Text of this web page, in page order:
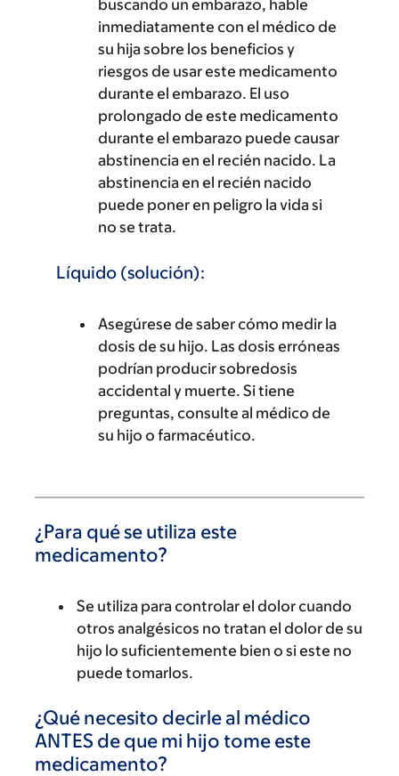
buscando un embarazo, hable
inmediatamente con el médico de
su hija sobre los beneficios y
riesgos de usar este medicamento
durante el embarazo. El uso
prolongado de este medicamento
durante el embarazo puede causar
abstinencia en el recién nacido. La
abstinencia en el recién nacido
puede poner en peligro la vida si
no se trata.
Líquido (solución):
Asegúrese de saber cómo medir la
dosis de su hijo. Las dosis erróneas
podrían producir sobredosis
accidental y muerte. Si tiene
preguntas, consulte al médico de
su hijo o farmacéutico.
¿Para qué se utiliza este
medicamento?
Se utiliza para controlar el dolor cuando
otros analgésicos no tratan el dolor de su
hijo lo suficientemente bien o si este no
puede tomarlos.
¿Qué necesito decirle al médico
ANTES de que mi hijo tome este
medicamento?